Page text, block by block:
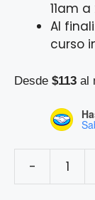
11am
Al
curso
Desde $113 al
-